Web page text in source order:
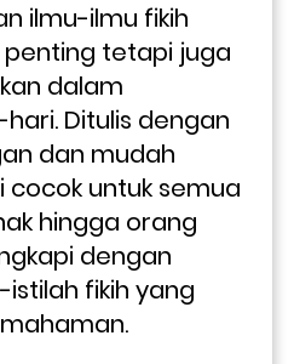
ilmu-ilmu fikih
tetapi juga
dalam
Ditulis dengan
dan mudah
cocok untuk semua
hingga orang
dengan
fikih yang